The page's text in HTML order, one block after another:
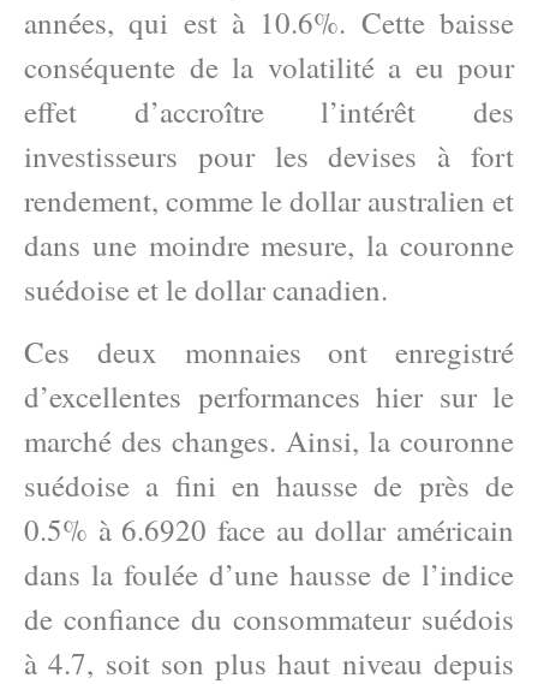
années, qui est à 10.6%. Cette baisse
conséquente de la volatilité a eu pour
effet d’accroître l’intérêt des
investisseurs pour les devises à fort
rendement, comme le dollar australien et
dans une moindre mesure, la couronne
suédoise et le dollar canadien.
Ces deux monnaies ont enregistré
d’excellentes performances hier sur le
marché des changes. Ainsi, la couronne
suédoise a fini en hausse de près de
0.5% à 6.6920 face au dollar américain
dans la foulée d’une hausse de l’indice
de confiance du consommateur suédois
à 4.7, soit son plus haut niveau depuis